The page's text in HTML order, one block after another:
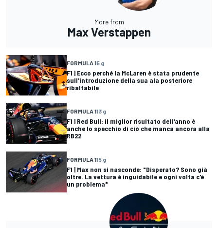
More from
Max Verstappen
FORMULA 15 g
F1 | Ecco perché la McLaren è stata prudente
sull'introduzione della sua ala posteriore
ribaltabile
FORMULA 113 g
F1 | Red Bull: il miglior risultato dell'anno è
anche lo specchio di ciò che manca ancora alla
RB22
FORMULA 115 g
F1 | Max non si nasconde: "Disperato? Sono già
oltre. La vettura è inguidabile e ogni volta c'è
un problema"